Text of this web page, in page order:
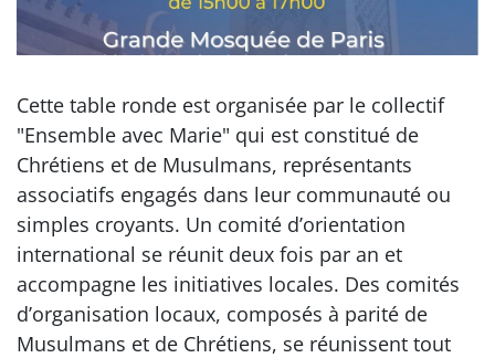
Cette table ronde est organisée par le collectif
"Ensemble avec Marie" qui est constitué de
Chrétiens et de Musulmans, représentants
associatifs engagés dans leur communauté ou
simples croyants. Un comité d’orientation
international se réunit deux fois par an et
accompagne les initiatives locales. Des comités
d’organisation locaux, composés à parité de
Musulmans et de Chrétiens, se réunissent tout